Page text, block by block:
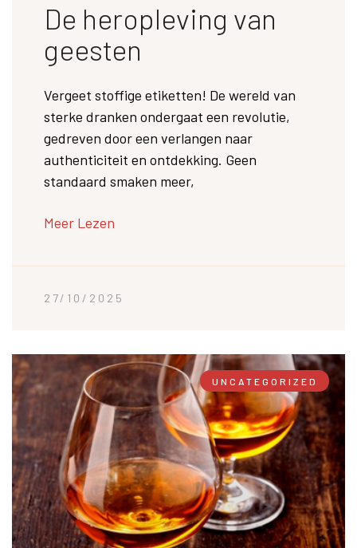
De heropleving van
geesten
Vergeet stoffige etiketten! De wereld van
sterke dranken ondergaat een revolutie,
gedreven door een verlangen naar
authenticiteit en ontdekking. Geen
standaard smaken meer,
Meer Lezen
27/10/2025
UNCATEGORIZED